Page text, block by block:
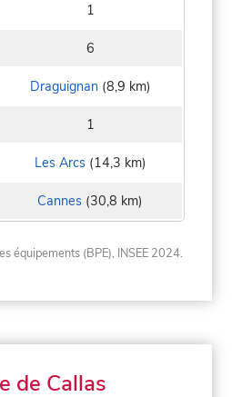
1
6
Draguignan(8,9 km)
1
Les Arcs(14,3 km)
Cannes (30,8 km)
équipements (BPE), INSEE 2024.
de Callas